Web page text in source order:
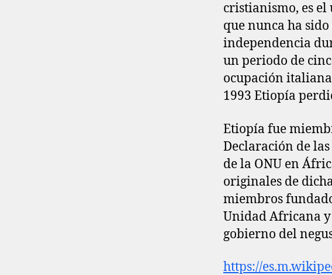
cristianismo, es el
que nunca ha
independencia
un periodo de
ocupación
1993 Etiopía
Etiopía fue
Declaración de
de la ONU en
originales de
miembros
Unidad Africana
gobierno del
https://